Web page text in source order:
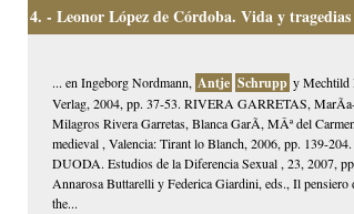
4. - Leonor López de Córdoba. Vida y
... en Ingeborg Nordmann, Antje Schrupp y Mechtild
Verlag, 2004, pp. 37-53. RIVERA GARRETAS,
Milagros Rivera Garretas, Blanca GarÃ­, MÂª del
medieval , Valencia: Tirant lo Blanch, 2006, pp. 139-
DUODA. Estudios de la Diferencia Sexual , 23, 2007,
Annarosa Buttarelli y Federica Giardini, eds., Il
the...